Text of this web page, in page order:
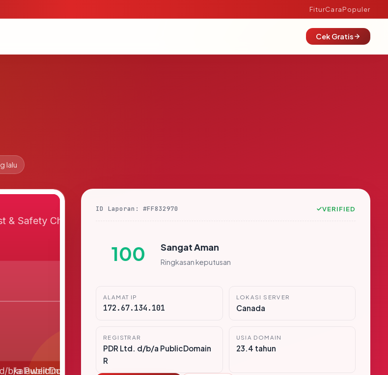
FiturCaraPopuler
Cek Gratis
lalu
ID Laporan: #FF832970 VERIFIED
100 Sangat Aman
Ringkasan keputusan
ALAMAT IP
172.67.134.101
LOKASI SERVER
Canada
REGISTRAR
PDR Ltd. d/b/a PublicDomain
R
USIA DOMAIN
23.4 tahun